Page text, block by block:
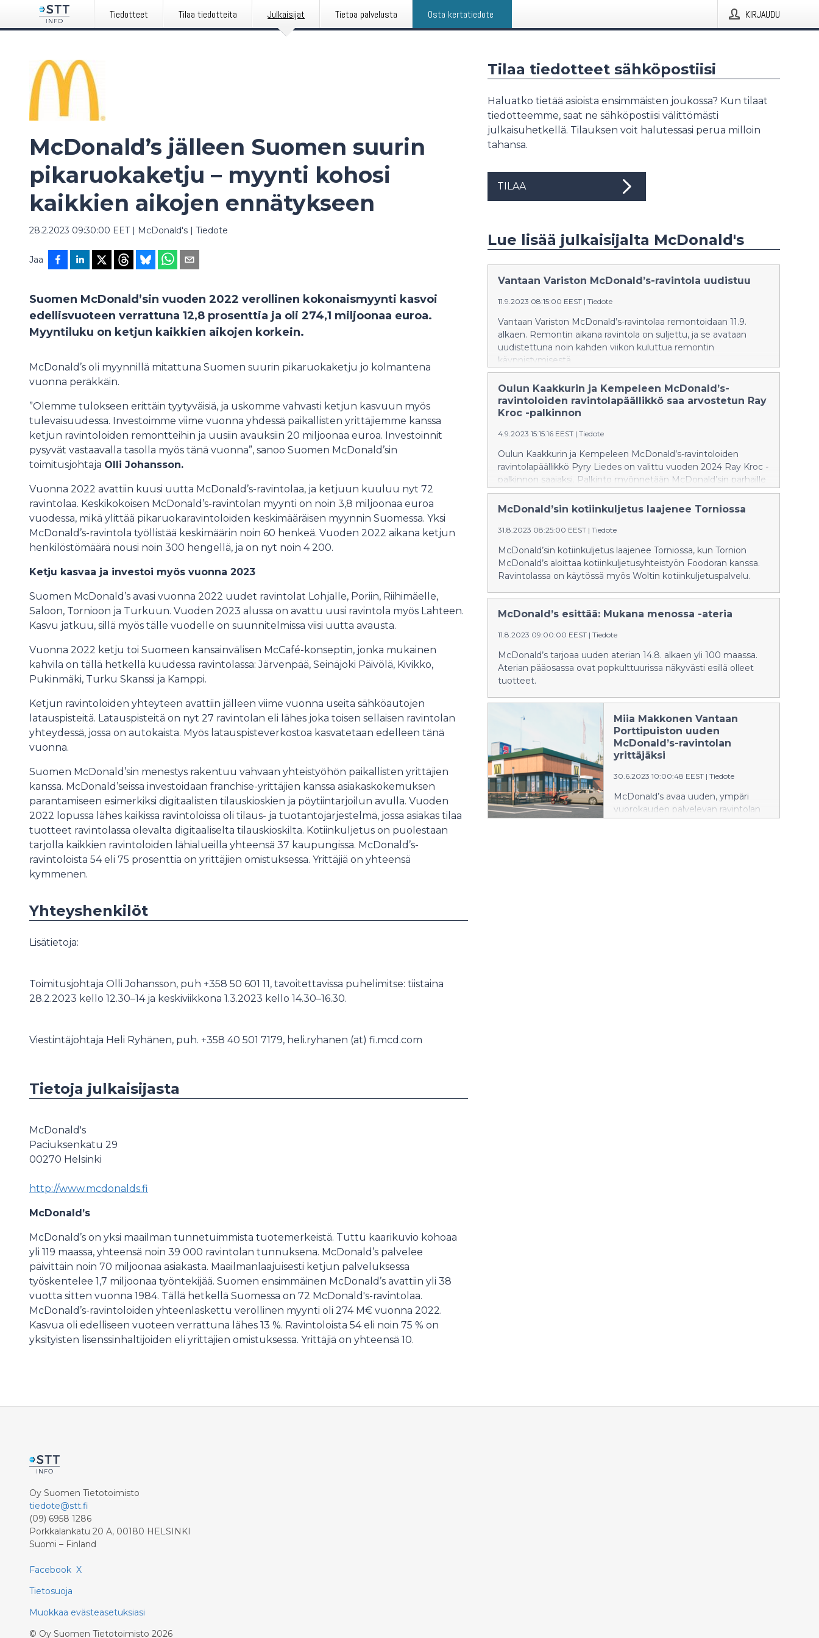
Tiedotteet Tilaa tiedotteita Julkaisijat Tietoa palvelusta Osta kertatiedote KIRJAUDU
McDonald’s jälleen Suomen suurin
pikaruokaketju – myynti kohosi
kaikkien aikojen ennätykseen
28.2.2023 09:30:00 EET| McDonald's | Tiedote
Jaa
Suomen McDonald’sin vuoden 2022 verollinen kokonaismyynti kasvoi
edellisvuoteen verrattuna 12,8 prosenttia ja oli 274,1 miljoonaa euroa.
Myyntiluku on ketjun kaikkien aikojen korkein.
McDonald’s oli myynnillä mitattuna Suomen suurin pikaruokaketju jo kolmantena
vuonna peräkkäin.
”Olemme tulokseen erittäin tyytyväisiä, ja uskomme vahvasti ketjun kasvuun myös
tulevaisuudessa. Investoimme viime vuonna yhdessä paikallisten yrittäjiemme kanssa
ketjun ravintoloiden remontteihin ja uusiin avauksiin 20 miljoonaa euroa. Investoinnit
pysyvät vastaavalla tasolla myös tänä vuonna”, sanoo Suomen McDonald’sin
toimitusjohtaja Olli Johansson.
Vuonna 2022 avattiin kuusi uutta McDonald’s-ravintolaa, ja ketjuun kuuluu nyt 72
ravintolaa. Keskikokoisen McDonald’s-ravintolan myynti on noin 3,8 miljoonaa euroa
vuodessa, mikä ylittää pikaruokaravintoloiden keskimääräisen myynnin Suomessa. Yksi
McDonald’s-ravintola työllistää keskimäärin noin 60 henkeä. Vuoden 2022 aikana ketjun
henkilöstömäärä nousi noin 300 hengellä, ja on nyt noin 4 200.
Ketju kasvaa ja investoi myös vuonna 2023
Suomen McDonald’s avasi vuonna 2022 uudet ravintolat Lohjalle, Poriin, Riihimäelle,
Saloon, Tornioon ja Turkuun. Vuoden 2023 alussa on avattu uusi ravintola myös Lahteen.
Kasvu jatkuu, sillä myös tälle vuodelle on suunnitelmissa viisi uutta avausta.
Vuonna 2022 ketju toi Suomeen kansainvälisen McCafé-konseptin, jonka mukainen
kahvila on tällä hetkellä kuudessa ravintolassa: Järvenpää, Seinäjoki Päivölä, Kivikko,
Pukinmäki, Turku Skanssi ja Kamppi.
Ketjun ravintoloiden yhteyteen avattiin jälleen viime vuonna useita sähköautojen
latauspisteitä. Latauspisteitä on nyt 27 ravintolan eli lähes joka toisen sellaisen ravintolan
yhteydessä, jossa on autokaista. Myös latauspisteverkostoa kasvatetaan edelleen tänä
vuonna.
Suomen McDonald’sin menestys rakentuu vahvaan yhteistyöhön paikallisten yrittäjien
kanssa. McDonald’seissa investoidaan franchise-yrittäjien kanssa asiakaskokemuksen
parantamiseen esimerkiksi digitaalisten tilauskioskien ja pöytiintarjoilun avulla. Vuoden
2022 lopussa lähes kaikissa ravintoloissa oli tilaus- ja tuotantojärjestelmä, jossa asiakas tilaa
tuotteet ravintolassa olevalta digitaaliselta tilauskioskilta. Kotiinkuljetus on puolestaan
tarjolla kaikkien ravintoloiden lähialueilla yhteensä 37 kaupungissa. McDonald’s-
ravintoloista 54 eli 75 prosenttia on yrittäjien omistuksessa. Yrittäjiä on yhteensä
kymmenen.
Yhteyshenkilöt
Lisätietoja:
Toimitusjohtaja Olli Johansson, puh +358 50 601 11, tavoitettavissa puhelimitse: tiistaina
28.2.2023 kello 12.30–14 ja keskiviikkona 1.3.2023 kello 14.30–16.30.
Viestintäjohtaja Heli Ryhänen, puh. +358 40 501 7179, heli.ryhanen (at) fi.mcd.com
Tietoja julkaisijasta
McDonald's
Paciuksenkatu 29
00270 Helsinki
http://www.mcdonalds.fi
McDonald’s
McDonald’s on yksi maailman tunnetuimmista tuotemerkeistä. Tuttu kaarikuvio kohoaa
yli 119 maassa, yhteensä noin 39 000 ravintolan tunnuksena. McDonald’s palvelee
päivittäin noin 70 miljoonaa asiakasta. Maailmanlaajuisesti ketjun palveluksessa
työskentelee 1,7 miljoonaa työntekijää. Suomen ensimmäinen McDonald’s avattiin yli 38
vuotta sitten vuonna 1984. Tällä hetkellä Suomessa on 72 McDonald's-ravintolaa.
McDonald’s-ravintoloiden yhteenlaskettu verollinen myynti oli 274 M€ vuonna 2022.
Kasvua oli edelliseen vuoteen verrattuna lähes 13 %. Ravintoloista 54 eli noin 75 % on
yksityisten lisenssinhaltijoiden eli yrittäjien omistuksessa. Yrittäjiä on yhteensä 10.
Tilaa tiedotteet sähköpostiisi
Haluatko tietää asioista ensimmäisten joukossa? Kun tilaat
tiedotteemme, saat ne sähköpostiisi välittömästi
julkaisuhetkellä. Tilauksen voit halutessasi perua milloin
tahansa.
TILAA
Lue lisää julkaisijalta McDonald's
Vantaan Variston McDonald’s-ravintola uudistuu
11.9.2023 08:15:00 EEST | Tiedote
Vantaan Variston McDonald’s-ravintolaa remontoidaan 11.9.
alkaen. Remontin aikana ravintola on suljettu, ja se avataan
uudistettuna noin kahden viikon kuluttua remontin
käynnistymisestä.
Oulun Kaakkurin ja Kempeleen McDonald’s-
ravintoloiden ravintolapäällikkö saa arvostetun Ray
Kroc -palkinnon
4.9.2023 15:15:16 EEST | Tiedote
Oulun Kaakkurin ja Kempeleen McDonald’s-ravintoloiden
ravintolapäällikkö Pyry Liedes on valittu vuoden 2024 Ray Kroc -
palkinnon saajaksi. Palkinto myönnetään McDonald’sin parhaille
ravintolapäälliköille. Liedes palkitaan ensi keväänä Barcelonassa
järjestettävässä maailmanlaajuisessa McDonald’s-
McDonald’sin kotiinkuljetus laajenee Torniossa
31.8.2023 08:25:00 EEST | Tiedote
McDonald’sin kotiinkuljetus laajenee Torniossa, kun Tornion
McDonald’s aloittaa kotiinkuljetusyhteistyön Foodoran kanssa.
Ravintolassa on käytössä myös Woltin kotiinkuljetuspalvelu.
McDonald’s esittää: Mukana menossa -ateria
11.8.2023 09:00:00 EEST | Tiedote
McDonald’s tarjoaa uuden aterian 14.8. alkaen yli 100 maassa.
Aterian pääosassa ovat popkulttuurissa näkyvästi esillä olleet
tuotteet.
Miia Makkonen Vantaan
Porttipuiston uuden
McDonald’s-ravintolan
yrittäjäksi
30.6.2023 10:00:48 EEST | Tiedote
McDonald’s avaa uuden, ympäri
vuorokauden palvelevan ravintolan
Vantaalle loppuvuonna 2023, ja sen
Oy Suomen Tietotoimisto
tiedote@stt.fi
(09) 6958 1286
Porkkalankatu 20 A, 00180 HELSINKI
Suomi – Finland
Facebook X
Tietosuoja
Muokkaa evästeasetuksiasi
© Oy Suomen Tietotoimisto 2026